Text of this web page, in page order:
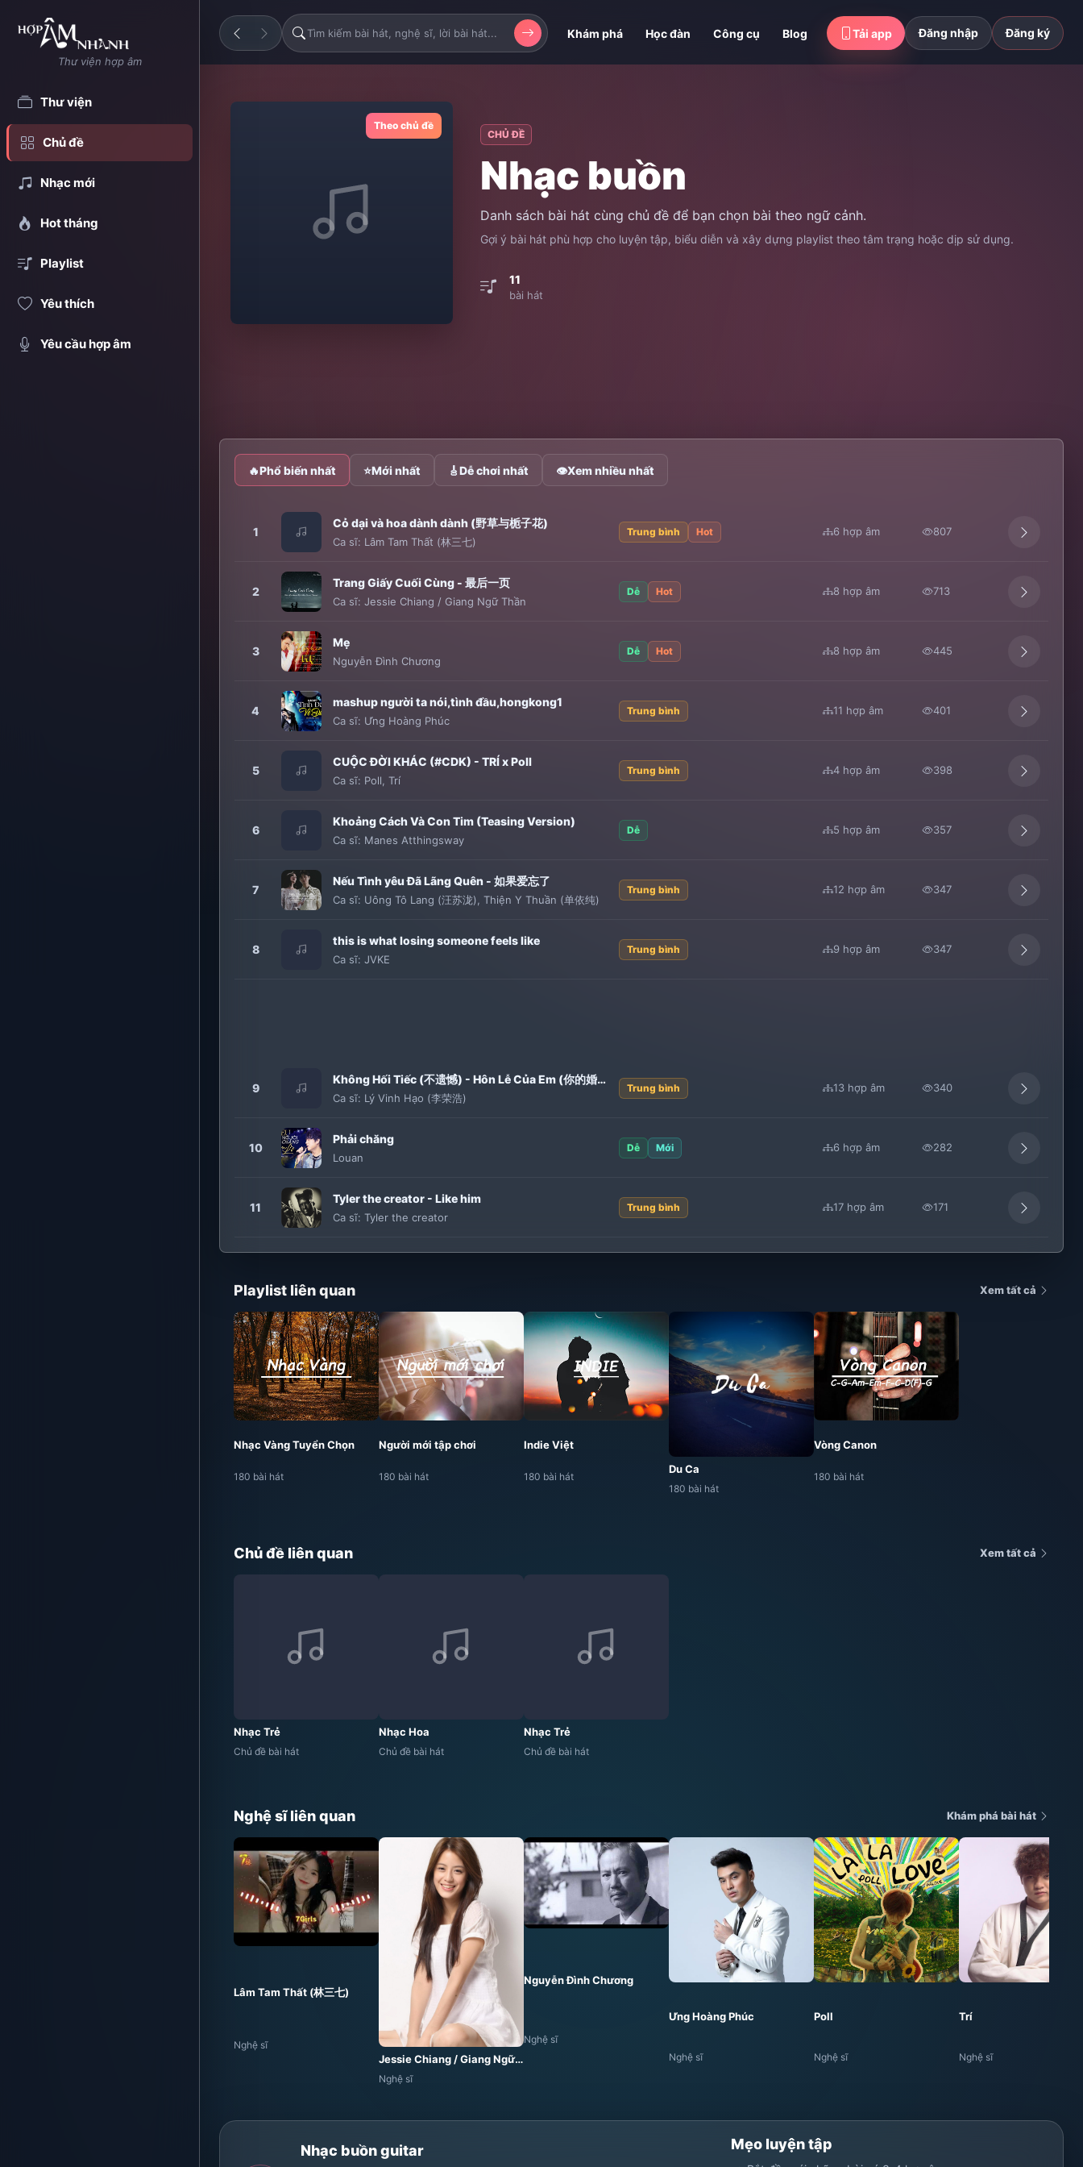
Thư viện hợp âm
Thư viện
Chủ đề
Nhạc mới
Hot tháng
Playlist
Yêu thích
Yêu cầu hợp âm
Khám phá Học đàn Công cụ Blog Tải app Đăng nhập Đăng ký
Theo chủ đề
CHỦ ĐỀ
Nhạc buồn
Danh sách bài hát cùng chủ đề để bạn chọn bài theo ngữ cảnh.
Gợi ý bài hát phù hợp cho luyện tập, biểu diễn và xây dựng playlist theo tâm trạng hoặc dịp sử dụng.
11
bài hát
🔥Phổ biến nhất ⭐Mới nhất 🎸Dễ chơi nhất 👁Xem nhiều nhất
1
Cỏ dại và hoa dành dành (野草与栀子花)
Ca sĩ: Lâm Tam Thất (林三七)
Trung bình Hot 6 hợp âm 807
2
Trang Giấy Cuối Cùng - 最后一页
Ca sĩ: Jessie Chiang / Giang Ngữ Thần
Dễ Hot 8 hợp âm 713
3
Mẹ
Nguyễn Đình Chương
Dễ Hot 8 hợp âm 445
4
mashup người ta nói,tình đầu,hongkong1
Ca sĩ: Ưng Hoàng Phúc
Trung bình 11 hợp âm 401
5
CUỘC ĐỜI KHÁC (#CDK) - TRÍ x Poll
Ca sĩ: Poll Trí
Trung bình 4 hợp âm 398
6
Khoảng Cách Và Con Tim (Teasing Version)
Ca sĩ: Manes Atthingsway
Dễ 5 hợp âm 357
7
Nếu Tình yêu Đã Lãng Quên - 如果爱忘了
Ca sĩ: Uông Tô Lang (汪苏泷) Thiện Y Thuần (单依纯)
Trung bình 12 hợp âm 347
8
this is what losing someone feels like
Ca sĩ: JVKE
Trung bình 9 hợp âm 347
9
Không Hối Tiếc (不遗憾) - Hôn Lễ Của Em (你的婚礼) OST
Ca sĩ: Lý Vinh Hạo (李荣浩)
Trung bình 13 hợp âm 340
10
Phải chăng
Louan
Dễ Mới 6 hợp âm 282
11
Tyler the creator - Like him
Ca sĩ: Tyler the creator
Trung bình 17 hợp âm 171
Playlist liên quan Xem tất cả
Nhạc Vàng Tuyển Chọn
180 bài hát
Người mới tập chơi
180 bài hát
Indie Việt
180 bài hát
Du Ca
180 bài hát
Vòng Canon
180 bài hát
Chủ đề liên quan Xem tất cả
Nhạc Trẻ
Chủ đề bài hát
Nhạc Hoa
Chủ đề bài hát
Nhạc Trẻ
Chủ đề bài hát
Nghệ sĩ liên quan Khám phá bài hát
Lâm Tam Thất (林三七)
Nghệ sĩ
Jessie Chiang / Giang Ngữ Thần
Nghệ sĩ
Nguyễn Đình Chương
Nghệ sĩ
Ưng Hoàng Phúc
Nghệ sĩ
Poll
Nghệ sĩ
Trí
Nghệ sĩ
Nhạc buồn guitar Mẹo luyện tập